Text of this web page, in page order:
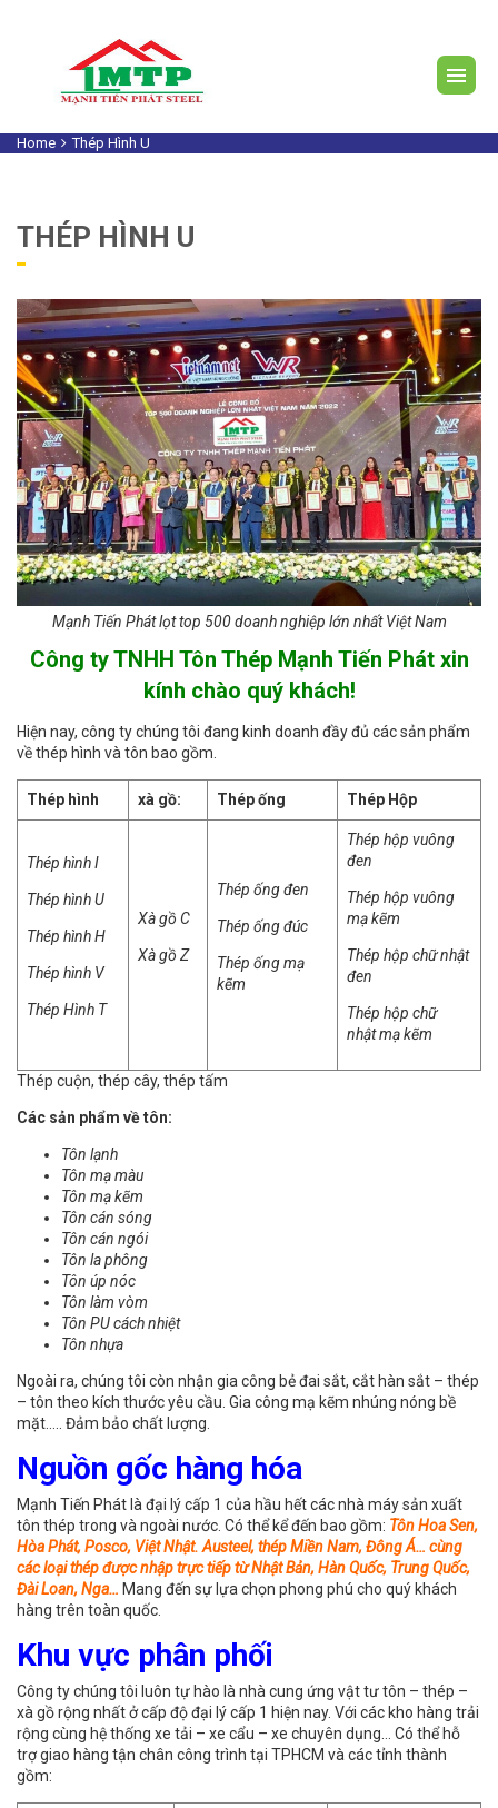
Home Thép Hình U
THÉP HÌNH U
Mạnh Tiến Phát lọt top 500 doanh nghiệp lớn nhất Việt Nam
Công ty TNHH Tôn Thép Mạnh Tiến Phát xin
kính chào quý khách!
Hiện nay, công ty chúng tôi đang kinh doanh đầy đủ các sản phẩm
về thép hình và tôn bao gồm.
Thép hình xà gồ: Thép ống Thép Hộp
Thép hình I
Thép hình U
Thép hình H
Thép hình V
Thép Hình T
Xà gồ C
Xà gồ Z
Thép ống đen
Thép ống đúc
Thép ống mạ
kẽm
Thép hộp vuông
đen
Thép hộp vuông
mạ kẽm
Thép hộp chữ nhật
đen
Thép hộp chữ
nhật mạ kẽm
Thép cuộn, thép cây, thép tấm
Các sản phẩm về tôn:
Tôn lạnh
Tôn mạ màu
Tôn mạ kẽm
Tôn cán sóng
Tôn cán ngói
Tôn la phông
Tôn úp nóc
Tôn làm vòm
Tôn PU cách nhiệt
Tôn nhựa
Ngoài ra, chúng tôi còn nhận gia công bẻ đai sắt, cắt hàn sắt – thép
– tôn theo kích thước yêu cầu. Gia công mạ kẽm nhúng nóng bề
mặt….. Đảm bảo chất lượng.
Nguồn gốc hàng hóa
Mạnh Tiến Phát là đại lý cấp 1 của hầu hết các nhà máy sản xuất
tôn thép trong và ngoài nước. Có thể kể đến bao gồm: Tôn Hoa Sen,
Hòa Phát, Posco, Việt Nhật. Austeel, thép Miền Nam, Đông Á… cùng
các loại thép được nhập trực tiếp từ Nhật Bản, Hàn Quốc, Trung Quốc,
Đài Loan, Nga… Mang đến sự lựa chọn phong phú cho quý khách
hàng trên toàn quốc.
Khu vực phân phối
Công ty chúng tôi luôn tự hào là nhà cung ứng vật tư tôn – thép –
xà gồ rộng nhất ở cấp độ đại lý cấp 1 hiện nay. Với các kho hàng trải
rộng cùng hệ thống xe tải – xe cẩu – xe chuyên dụng… Có thể hỗ
trợ giao hàng tận chân công trình tại TPHCM và các tỉnh thành
gồm: